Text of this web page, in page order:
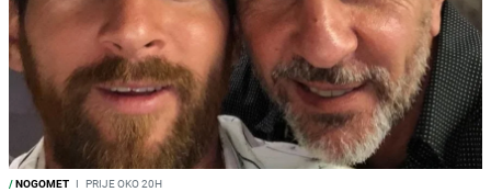
/NOGOMET I PRIJE OKO 20H